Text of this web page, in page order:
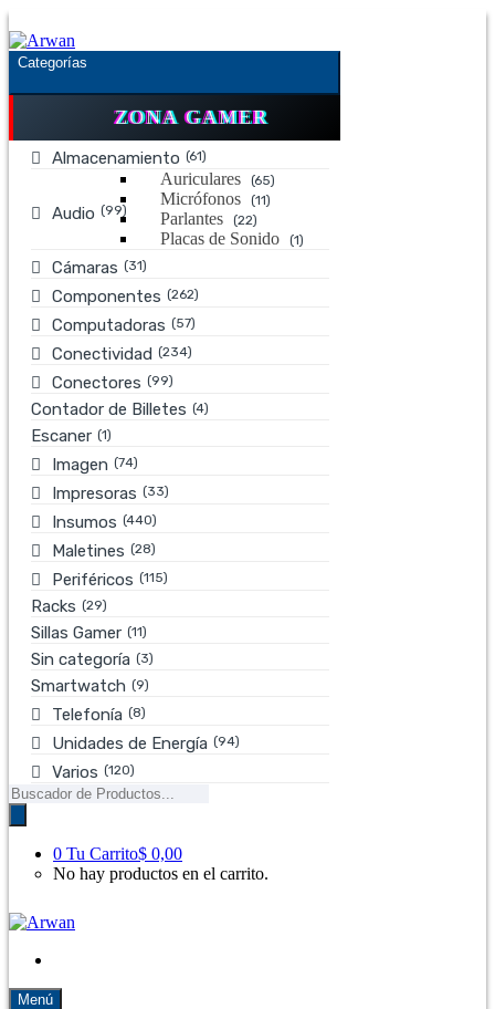
Saltar
a
la
navegación
Saltar
al
contenido
Categorías
ZONA GAMER
Almacenamiento (61)
Audio (99)
Auriculares (65)
Micrófonos (11)
Parlantes (22)
Placas de Sonido (1)
Cámaras (31)
Componentes (262)
Computadoras (57)
Conectividad (234)
Conectores (99)
Contador de Billetes (4)
Escaner (1)
Imagen (74)
Impresoras (33)
Insumos (440)
Maletines (28)
Periféricos (115)
Racks (29)
Sillas Gamer (11)
Sin categoría (3)
Smartwatch (9)
Telefonía (8)
Unidades de Energía (94)
Varios (120)
Búsqueda
de
productos
0 Tu Carrito$ 0,00
No hay productos en el carrito.
Menú